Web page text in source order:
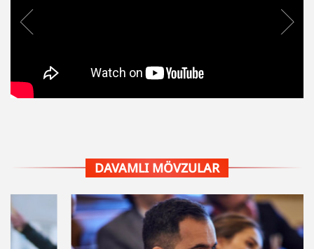
DAVAMLI MÖVZULAR